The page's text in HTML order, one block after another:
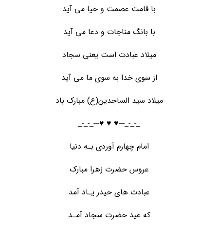
با قامت عصمت و حیا می ‏آید
با بانگ مناجات و دعا می ‏آید
میلاد عبادت است یعنی سجاد
از سوی خدا به سوی ما می ‏آید
میلاد سید الساجدین(ع) مبارک باد
_-_-_---♥️ ♥️ ♥️---_-_-_
امام چهارم آوردی بـه دنیا
عروس حضرت زهرا مبارک
عبادت های حیدر یـاد آمد
که عید حضرت سجاد آمـد